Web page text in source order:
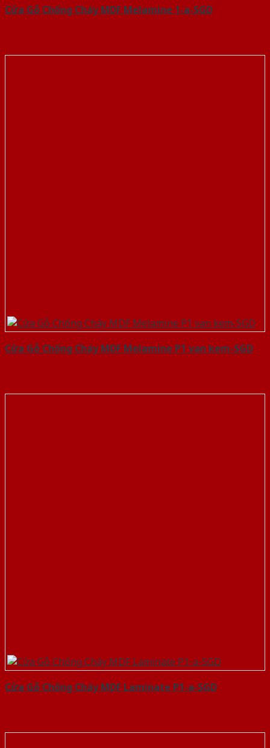
Cửa Gỗ Chống Cháy MDF Melamine 1-a-SGD
Cửa Gỗ Chống Cháy MDF Melamine P1 van kem-SGD
Cửa Gỗ Chống Cháy MDF Laminate P1-a-SGD